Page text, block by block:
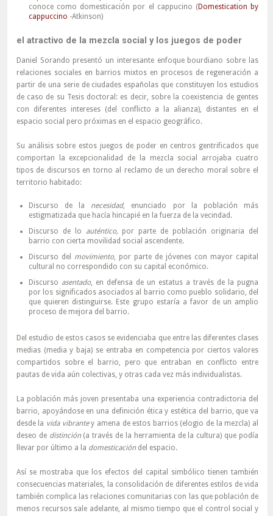
conoce como domesticación por el cappucino (Domestication by
cappuccino -Atkinson)
el atractivo de la mezcla social y los juegos de poder
Daniel Sorando presentó un interesante enfoque bourdiano sobre las
relaciones sociales en barrios mixtos en procesos de regeneración a
partir de una serie de ciudades españolas que constituyen los estudios
de caso de su Tesis doctoral: es decir, sobre la coexistencia de gentes
con diferentes intereses (del conflicto a la alianza), distantes en el
espacio social pero próximas en el espacio geográfico.
Su análisis sobre estos juegos de poder en centros gentrificados que
comportan la excepcionalidad de la mezcla social arrojaba cuatro
tipos de discursos en torno al reclamo de un derecho moral sobre el
territorio habitado:
Discurso de la necesidad, enunciado por la población más
estigmatizada que hacía hincapié en la fuerza de la vecindad.
Discurso de lo
auténtico, por parte de población originaria del
barrio con cierta movilidad social ascendente.
Discurso del movimiento, por parte de jóvenes con mayor capital
cultural no correspondido con su capital económico.
Discurso asentado, en defensa de un estatus a través de la pugna
por los significados asociados al barrio como pueblo solidario, del
que quieren distinguirse. Este grupo estaría a favor de un amplio
proceso de mejora del barrio.
Del estudio de estos casos se evidenciaba que entre las diferentes clases
medias (media y baja) se entraba en competencia por ciertos valores
compartidos sobre el barrio, pero que entraban en conflicto entre
pautas de vida aún colectivas, y otras cada vez más individualistas.
La población más joven presentaba una experiencia contradictoria del
barrio, apoyándose en una definición ética y estética del barrio, que va
desde la vida vibrantey amena de estos barrios (elogio de la mezcla) al
deseo de distinción(a través de la herramienta de la cultura) que podía
llevar por último a la domesticacióndel espacio.
Así se mostraba que los efectos del capital simbólico tienen también
consecuencias materiales, la consolidación de diferentes estilos de vida
también complica las relaciones comunitarias con las que población de
menos recursos sale adelante, al mismo tiempo que el control social y